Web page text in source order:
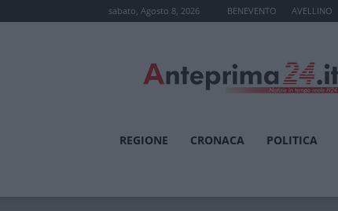
sabato, Agosto 8, 2026 BENEVENTO AVELLINO
REGIONE CRONACA POLITICA